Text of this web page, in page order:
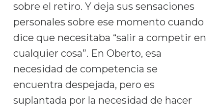
sobre el retiro. Y deja sus sensaciones
personales sobre ese momento cuando
dice que necesitaba “salir a competir en
cualquier cosa”. En Oberto, esa
necesidad de competencia se
encuentra despejada, pero es
suplantada por la necesidad de hacer